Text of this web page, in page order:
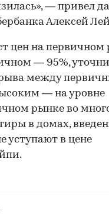
— привел
Алексей
цен на первичном
— 95%,
между
— на уровне
рынке во
в домах,
уступают в цене